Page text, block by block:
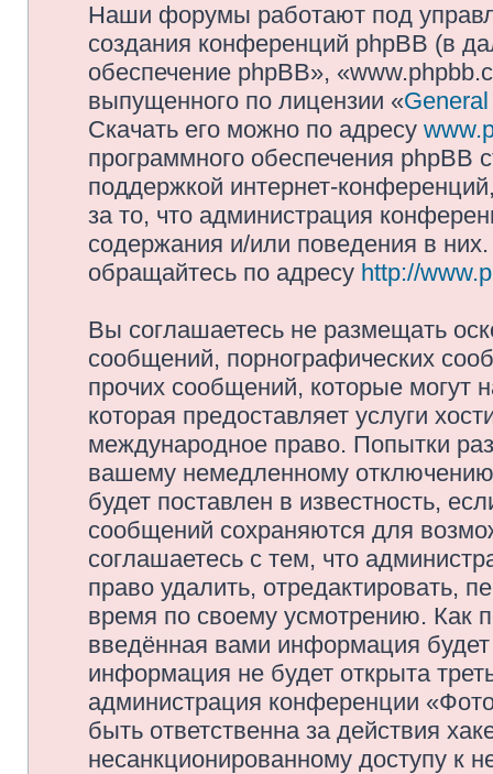
Наши форумы работают под
создания конференций phpBB (в
обеспечение phpBB»,
выпущенного по лицензии «
Скачать его можно по адресу
программного обеспечения phpBB
поддержкой интернет-
за то, что администрация
содержания и/или поведения в
обращайтесь по адресу http://
Вы соглашаетесь не размещать
сообщений, порнографических
прочих сообщений, которые могут
которая предоставляет услуги
международное право. Попытки
вашему немедленному
будет поставлен в известность,
сообщений сохраняются для
соглашаетесь с тем, что
право удалить, отредактировать,
время по своему усмотрению. Как
введённая вами информация
информация не будет открыта
администрация конференции
быть ответственна за действия
несанкционированному доступу к